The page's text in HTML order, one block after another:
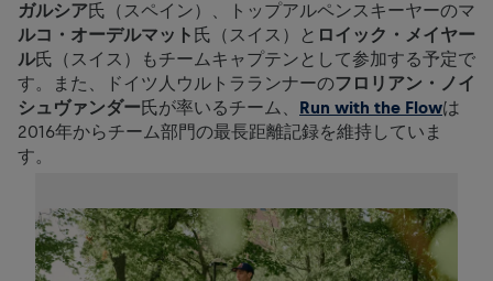
ガルシア氏（スペイン）、トップアルペンスキーヤーのマ
ルコ・オーデルマット 氏（スイス）と ロイック・メイヤー
ル氏（スイス）もチームキャプテンとして参加する予定で
す。また、ドイツ人ウルトラランナーのフロリアン・ノイ
シュヴァンダー氏が率いるチーム、 Run with the Flowは
2016年からチーム部門の最長距離記録を維持していま
す。